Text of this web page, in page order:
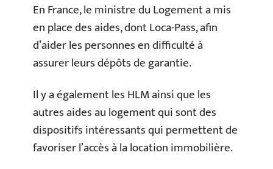
En France, le ministre du Logement a mis
en place des aides, dont Loca-Pass, afin
d’aider les personnes en difficulté à
assurer leurs dépôts de garantie.
Il y a également les HLM ainsi que les
autres aides au logement qui sont des
dispositifs intéressants qui permettent de
favoriser l’accès à la location immobilière.